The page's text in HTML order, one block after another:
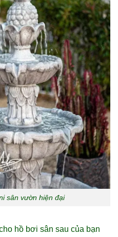
sân vườn hiện đại
hồ bơi sân sau của bạn